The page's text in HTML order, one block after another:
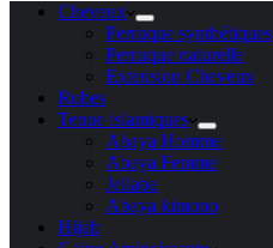
Cheveux
Perruque synthétiques
Perruque naturelle
Extension Cheveux
Robes
Tenue islamiques
Abaya Homme
Abaya Femme
Jellaba
Abaya kimono
Hijab